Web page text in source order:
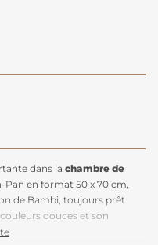
dans la chambre de
en format 50 x 70 cm,
de Bambi, toujours prêt
douces et son
s’impose comme un